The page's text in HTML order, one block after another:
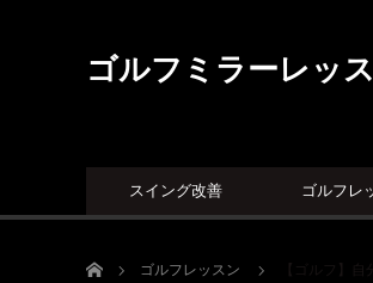
ゴルフミラーレッ
スイング改善 ゴルフレ
ホーム ゴルフレッスン 【ゴルフ】